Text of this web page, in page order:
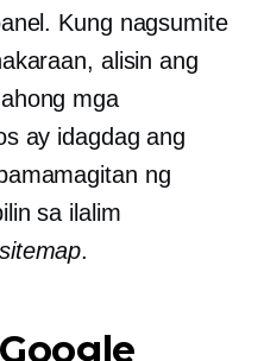
Kung nagsumite
alisin ang
mga
ay idagdag ang
ng
sa ilalim
.